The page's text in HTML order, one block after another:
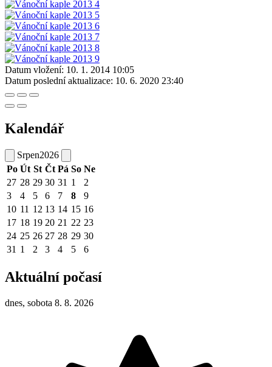
Datum vložení: 10. 1. 2014 10:05
Datum poslední aktualizace: 10. 6. 2020 23:40
Kalendář
Srpen2026
Po Út St Čt Pá So Ne
27 28 29 30 31 1
2
3
4 5 6 7 8
9
10 11 12 13 14 15 16
17 18 19 20 21 22 23
24 25 26 27 28 29 30
31 1 2 3 4 5 6
Aktuální počasí
dnes, sobota 8. 8. 2026